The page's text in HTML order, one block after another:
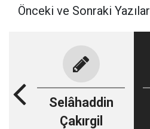
Önceki ve Sonraki Yazılar
Selâhaddin
Çakırgil